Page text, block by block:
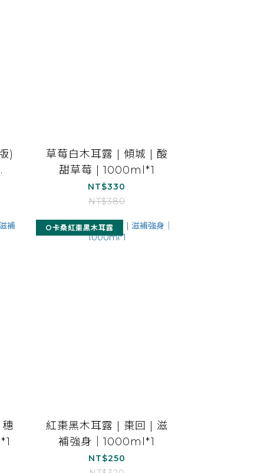
)
草莓白木耳露 | 傾城 | 酸
甜草莓 | 1000ml*1
NT$330
NT$380
O卡桑紅棗黑木耳露
紅棗黑木耳露 | 棗回 | 滋
補強身｜1000ml*1
NT$250